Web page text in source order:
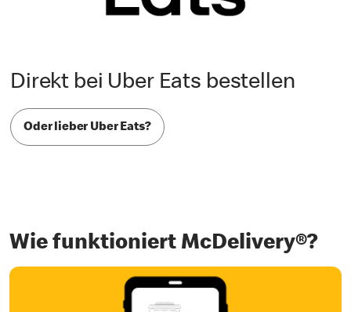
Direkt bei Uber Eats bestellen
Oder lieber Uber Eats?
Wie funktioniert McDelivery®?